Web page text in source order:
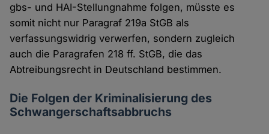
gbs- und HAI-Stellungnahme folgen, müsste es
somit nicht nur Paragraf 219a StGB als
verfassungswidrig verwerfen, sondern zugleich
auch die Paragrafen 218 ff. StGB, die das
Abtreibungsrecht in Deutschland bestimmen.
Die Folgen der Kriminalisierung des
Schwangerschaftsabbruchs